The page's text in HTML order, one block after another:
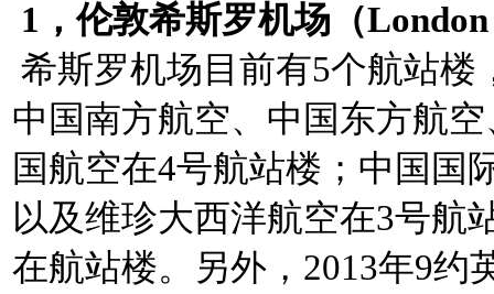
1，伦敦希斯罗机场（
希斯罗机场目前有5个航站
中国南方航空、中国东方航
国航空在4号航站楼；中国国
以及维珍大西洋航空在3号航
在航站楼。另外，2013年9约